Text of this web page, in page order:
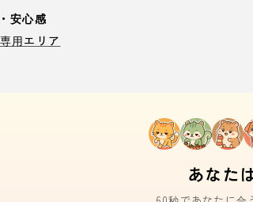
安心感
用エリア
あなた